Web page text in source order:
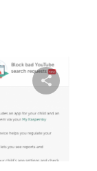
이 기